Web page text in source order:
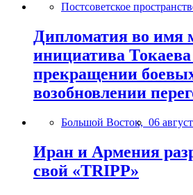
Постсоветское
Дипломатия во имя
инициатива Токаева
прекращении
возобновлении
Большой Восток, 06
Иран и Армения
свой «TRIPP»